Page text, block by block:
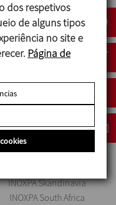
Bernardo do Campo/SP
INOXPA Portugal
INOXPA Skandinavia
INOXPA South Africa
dos respetivos
de alguns tipos
no site e
Página de